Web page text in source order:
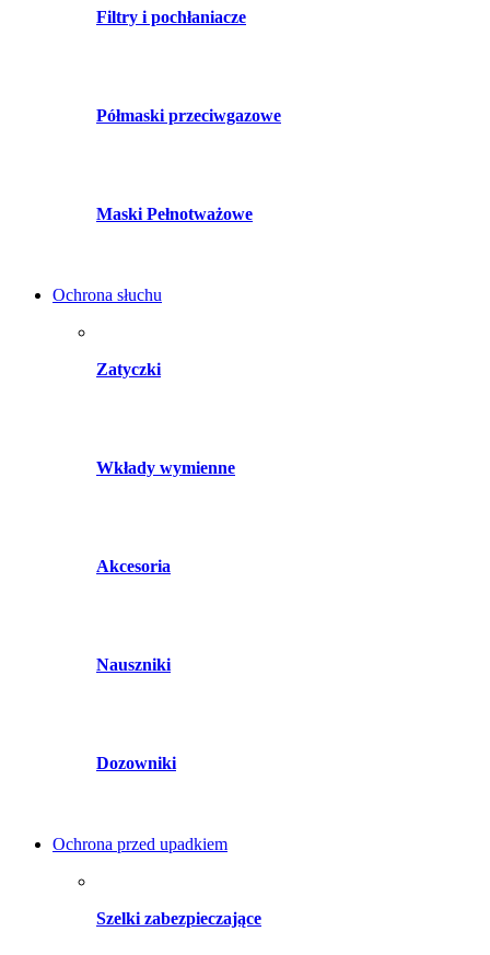
Filtry i pochłaniacze
Półmaski przeciwgazowe
Maski Pełnotważowe
Ochrona słuchu
Zatyczki
Wkłady wymienne
Akcesoria
Nauszniki
Dozowniki
Ochrona przed upadkiem
Szelki zabezpieczające